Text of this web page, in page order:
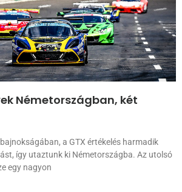
Németországban, két
a GTX értékelés harmadik
így utaztunk ki Németországba. Az utolsó
egy nagyon